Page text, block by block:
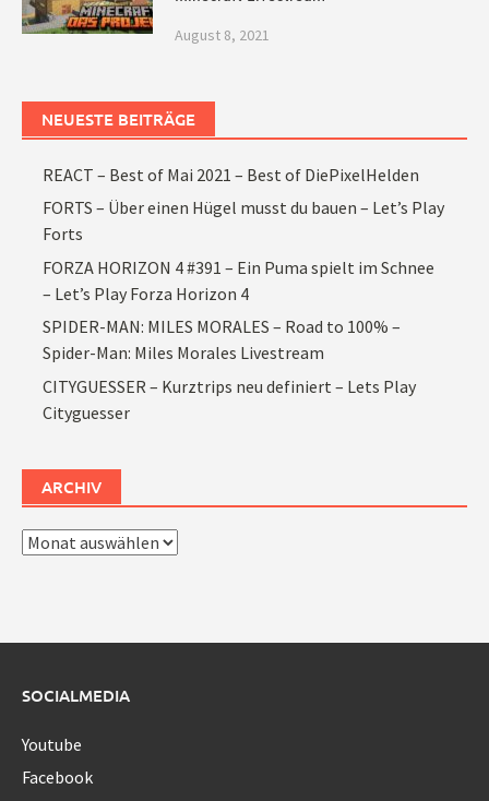
August 8, 2021
NEUESTE BEITRÄGE
REACT – Best of Mai 2021 – Best of DiePixelHelden
FORTS – Über einen Hügel musst du bauen – Let’s Play
Forts
FORZA HORIZON 4 #391 – Ein Puma spielt im Schnee
– Let’s Play Forza Horizon 4
SPIDER-MAN: MILES MORALES – Road to 100% –
Spider-Man: Miles Morales Livestream
CITYGUESSER – Kurztrips neu definiert – Lets Play
Cityguesser
ARCHIV
Archiv
SOCIALMEDIA
Youtube
Facebook